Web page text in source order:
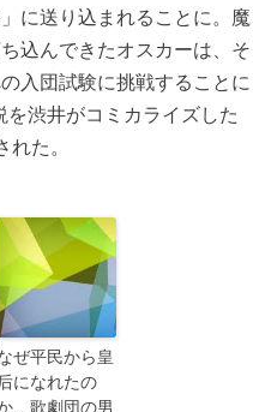
に送り込まれることに。魔
込んできたオスカーは、そ
入団試験に挑戦することに
を渋井がコミカライズした
た。
ぜ平民から皇
になれたの
、歌劇団の男